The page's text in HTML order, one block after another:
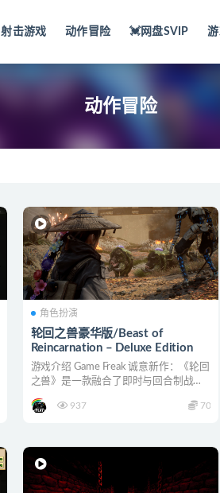
射击游戏 动作冒险 💓网盘SVIP
动作冒险
角色扮演
轮回之兽豪华版/Beast of
Reincarnation – Deluxe Edition
游戏介绍 Game Freak 诚意新作：《轮回
之兽》是一款融合了即时与回合制战斗
937
70